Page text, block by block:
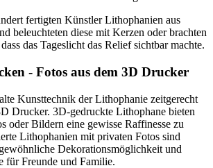
fertigten Künstler Lithophanien aus
beleuchteten diese mit Kerzen oder brachten
das Tageslicht das Relief sichtbar machte.
- Fotos aus dem 3D Drucker
Kunsttechnik der Lithophanie zeitgerecht
Drucker. 3D-gedruckte Lithophane bieten
oder Bildern eine gewisse Raffinesse zu
Lithophanien mit privaten Fotos sind
Dekorationsmöglichkeit und
für Freunde und Familie.